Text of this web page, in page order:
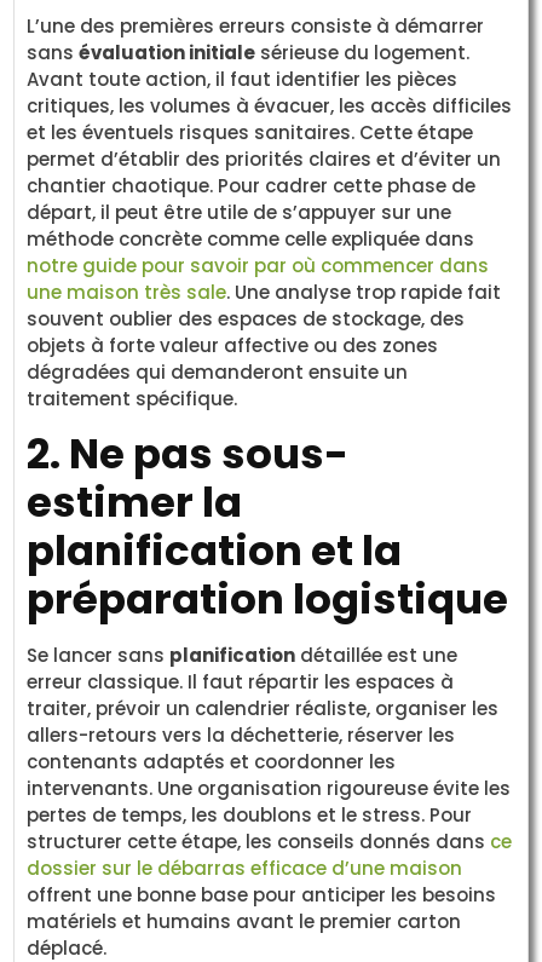
L’une des premières erreurs consiste à démarrer
sansévaluation initiale sérieuse du logement.
Avant toute action, il faut identifier les pièces
critiques, les volumes à évacuer, les accès difficiles
et les éventuels risques sanitaires. Cette étape
permet d’établir des priorités claires et d’éviter un
chantier chaotique. Pour cadrer cette phase de
départ, il peut être utile de s’appuyer sur une
méthode concrète comme celle expliquée dans
notre guide pour savoir par où commencer dans
une maison très sale. Une analyse trop rapide fait
souvent oublier des espaces de stockage, des
objets à forte valeur affective ou des zones
dégradées qui demanderont ensuite un
traitement spécifique.
2. Ne pas sous-
estimer la
planification et la
préparation logistique
Se lancer sans planification détaillée est une
erreur classique. Il faut répartir les espaces à
traiter, prévoir un calendrier réaliste, organiser les
allers-retours vers la déchetterie, réserver les
contenants adaptés et coordonner les
intervenants. Une organisation rigoureuse évite les
pertes de temps, les doublons et le stress. Pour
structurer cette étape, les conseils donnés dans ce
dossier sur le débarras efficace d’une maison
offrent une bonne base pour anticiper les besoins
matériels et humains avant le premier carton
déplacé.